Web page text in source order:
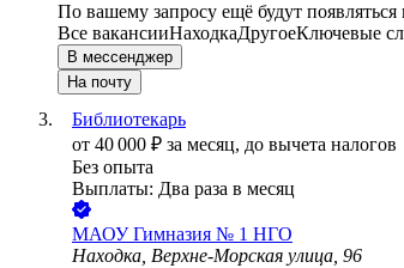
По вашему запросу ещё будут
Все вакансииНаходкаДругоеКлючевые
В мессенджер
На почту
Библиотекарь
от 40 000 ₽ за месяц, до вычета налогов
Без опыта
Выплаты: Два раза в месяц
МАОУ Гимназия № 1 НГО
Находка, Верхне-Морская улица, 96